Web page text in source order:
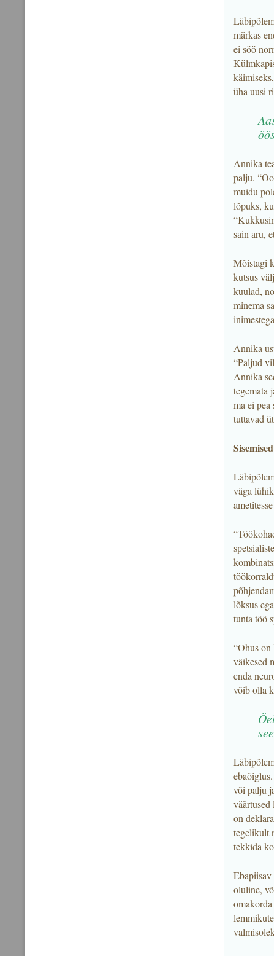
märkas
ei söö
üha uusi
Annika
palju.
muidu
lõpuks,
sain aru,
Mõistagi
kutsus
kuulad,
minema
Annika
“Paljud
Annika
tegemata
ma ei pea
tuttavad
väga
lõksus
tunta töö
“Ohus
väikesed
enda
võib olla
või palju
väärtused
on
tegelikult
tekkida
Ebapiisav
oluline,